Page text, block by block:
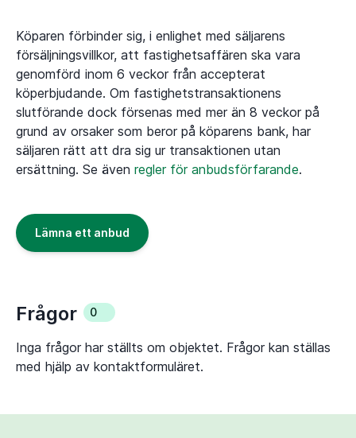
Köparen förbinder sig, i enlighet med säljarens
försäljningsvillkor, att fastighetsaffären ska vara
genomförd inom 6 veckor från accepterat
köperbjudande. Om fastighetstransaktionens
slutförande dock försenas med mer än 8 veckor på
grund av orsaker som beror på köparens bank, har
säljaren rätt att dra sig ur transaktionen utan
ersättning. Se även regler för anbudsförfarande.
Lämna ett anbud
Frågor 0
Inga frågor har ställts om objektet. Frågor kan ställas
med hjälp av kontaktformuläret.